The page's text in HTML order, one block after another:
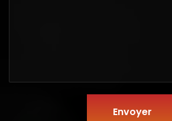
Envoyer